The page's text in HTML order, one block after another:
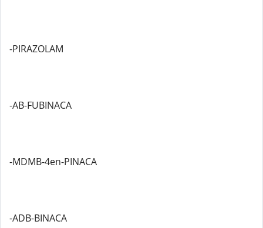
-PIRAZOLAM
-AB-FUBINACA
-MDMB-4en-PINACA
-ADB-BINACA